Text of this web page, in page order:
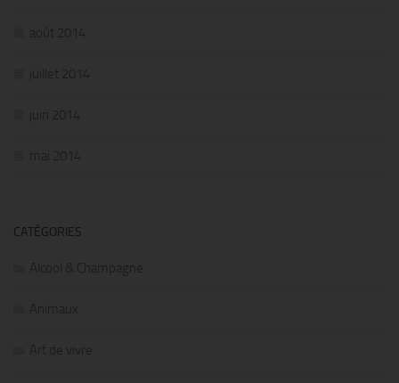
août 2014
juillet 2014
juin 2014
mai 2014
CATÉGORIES
Alcool & Champagne
Animaux
Art de vivre